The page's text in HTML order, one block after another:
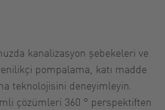
kanalizasyon şebekeleri ve
pompalama, katı madde
teknolojisini deneyimleyin.
çözümleri 360 ° perspektiften